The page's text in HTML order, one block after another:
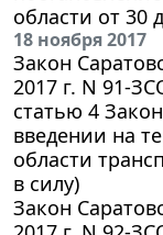
области от 30
18 ноября 2017
Закон
2017 г. N 91-
статью 4
введении на
области
в силу)
Закон